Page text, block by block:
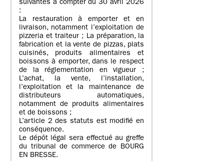
suivantes à compter du 30 avril 2026
:
La restauration à emporter et en
livraison, notamment l’exploitation de
pizzeria et traiteur ; La préparation, la
fabrication et la vente de pizzas, plats
cuisinés, produits alimentaires et
boissons à emporter, dans le respect
de la réglementation en vigueur ;
L’achat, la vente, l’installation,
l’exploitation et la maintenance de
distributeurs automatiques,
notamment de produits alimentaires
et de boissons ;
L’article 2 des statuts est modifié en
conséquence.
Le dépôt légal sera effectué au greffe
du tribunal de commerce de BOURG
EN BRESSE.